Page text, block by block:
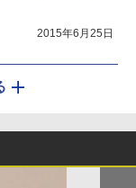
2015年6月25日